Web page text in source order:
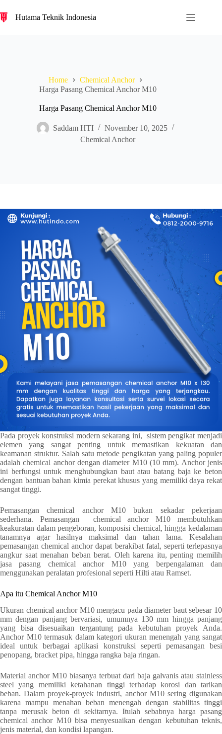
Hutama Teknik Indonesia
Home
Chemical Anchor
Harga Pasang Chemical Anchor M10
Harga Pasang Chemical Anchor M10
Saddam HTI
November 10, 2025
Chemical Anchor
Pada proyek konstruksi modern sekarang ini, sistem pengikat menjadi
elemen yang sangat penting untuk memastikan kekuatan dan
keamanan struktur. Salah satu metode pengikatan yang paling populer
adalah chemical anchor dengan diameter M10 (10 mm). Anchor jenis
ini berfungsi untuk menghubungkan baut atau batang baja ke beton
dengan bantuan bahan kimia perekat khusus yang memiliki daya rekat
sangat tinggi.
Pemasangan chemical anchor M10 bukan sekadar pekerjaan
sederhana. Pemasangan chemical anchor M10 membutuhkan
keakuratan dalam pengeboran, komposisi chemical, hingga kedalaman
tanamnya agar hasilnya maksimal dan tahan lama. Kesalahan
pemasangan chemical anchor dapat berakibat fatal, seperti terlepasnya
angkur saat menahan beban berat. Oleh karena itu, penting memilih
jasa pasang chemical anchor M10 yang berpengalaman dan
menggunakan peralatan profesional seperti Hilti atau Ramset.
Apa itu Chemical Anchor M10
Ukuran chemical anchor M10 mengacu pada diameter baut sebesar 10
mm dengan panjang bervariasi, umumnya 130 mm hingga panjang
yang bisa disesuaikan tergantung pada kebutuhan proyek Anda.
Anchor M10 termasuk dalam kategori ukuran menengah yang sangat
ideal untuk berbagai aplikasi konstruksi seperti pemasangan besi
penopang, bracket pipa, hingga rangka baja ringan.
Material anchor M10 biasanya terbuat dari baja galvanis atau stainless
steel yang memiliki ketahanan tinggi terhadap korosi dan tarikan
beban. Dalam proyek-proyek industri, anchor M10 sering digunakan
karena mampu menahan beban menengah dengan stabilitas tinggi
tanpa merusak beton di sekitarnya. Itulah sebabnya harga pasang
chemical anchor M10 bisa menyesuaikan dengan kebutuhan teknis,
jenis material, dan kondisi lapangan.